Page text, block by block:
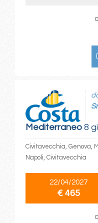
Mediterraneo8
Civitavecchia, Genova,
Napoli, Civitavecchia
22/04/2027
€ 465